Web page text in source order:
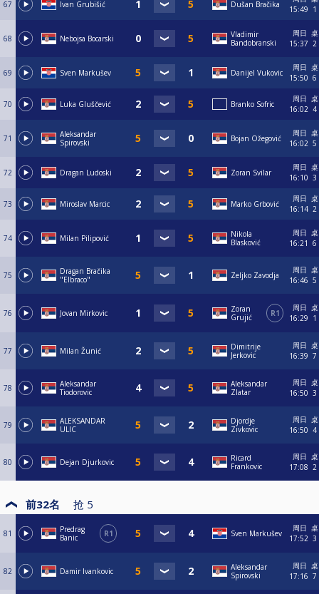
67 Ivan Grubišić Dušan Bračika
15:49 1
68 Nebojsa Bocarski
Vladimir
Bandobranski
周日
15:37
桌
2
69 Sven Markušev Danijel Vukovic
周日
15:50
桌
6
70 Luka Gluščević Branko Sofric
周日
16:02
桌
4
71
Aleksandar
Spirovski
Bojan Ožegović
周日
16:02
桌
5
72 Dragan Ludoski Zoran Svilar
周日
16:10
桌
3
73 Miroslav Marcic Marko Grbović
周日
16:14
桌
2
74 Milan Pilipović
Nikola
Blasković
周日
16:21
桌
6
75
Dragan Bračika
"Elbraco"
Zeljko Zavodja
周日
16:46
桌
5
76 Jovan Mirkovic
Zoran
Grujić
R1
周日
16:29
桌
1
77 Milan Žunić
Dimitrije
Jerkovic
周日
16:39
桌
7
78
Aleksandar
Tiodorovic
Aleksandar
Zlatar
周日
16:50
桌
3
79
ALEKSANDAR
ULIC
Djordje
Zivkovic
周日
16:50
桌
4
80 Dejan Djurkovic
Ricard
Frankovic
周日
17:08
桌
2
前32名 抢 5
81
Predrag
Banic
R1 Sven Markušev
周日
17:52
桌
3
82 Damir Ivankovic
Aleksandar
Spirovski
周日
17:16
桌
7